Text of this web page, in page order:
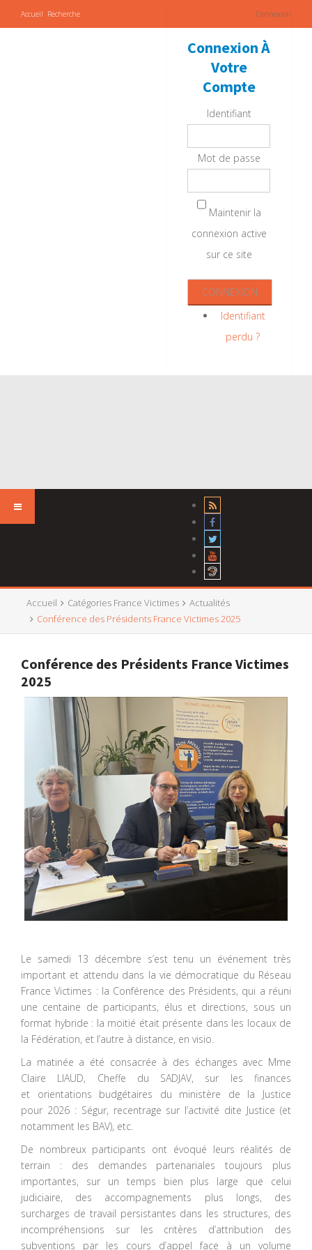
Accueil Recherche Connexion
Connexion À
Votre
Compte
Identifiant
Mot de passe
Maintenir la
connexion active
sur ce site
Identifiant
perdu ?
Accueil Catégories France Victimes
Actualités
Conférence des Présidents France Victimes 2025
Conférence des Présidents France Victimes
2025
Le samedi 13 décembre s’est tenu un événement très
important et attendu dans la vie démocratique du Réseau
France Victimes : la Conférence des Présidents, qui a réuni
une centaine de participants, élus et directions, sous un
format hybride : la moitié était présente dans les locaux de
la Fédération, et l’autre à distance, en visio.
La matinée a été consacrée à des échanges avec Mme
Claire LIAUD, Cheffe du SADJAV, sur les finances
et orientations budgétaires du ministère de la Justice
pour 2026 : Ségur, recentrage sur l’activité dite Justice (et
notamment les BAV), etc.
De nombreux participants ont évoqué leurs réalités de
terrain : des demandes partenariales toujours plus
importantes, sur un temps bien plus large que celui
judiciaire, des accompagnements plus longs, des
surcharges de travail persistantes dans les structures, des
incompréhensions sur les critères d’attribution des
subventions par les cours d’appel face à un volume